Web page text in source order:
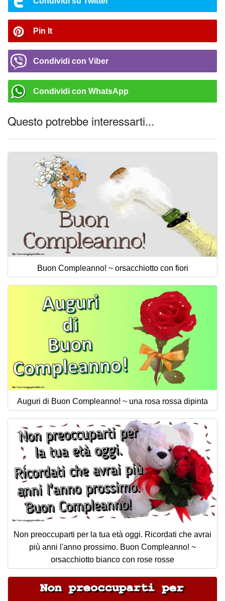
Pin It
Condividi con Viber
Condividi con WhatsApp
Questo potrebbe interessarti...
Buon Compleanno! ~ orsacchiotto con fiori
Auguri di Buon Compleanno! ~ una rosa rossa dipinta
Non preoccuparti per la tua età oggi. Ricordati che avrai
più anni l'anno prossimo. Buon Compleanno! ~
orsacchiotto bianco con rose rosse